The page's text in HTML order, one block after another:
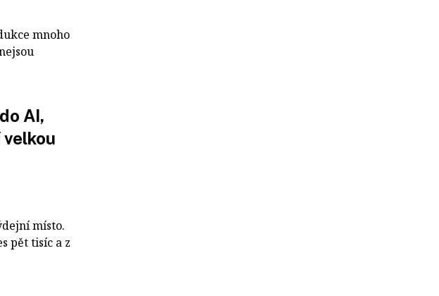
mnoho
AI,
místo.
pět tisíc a z